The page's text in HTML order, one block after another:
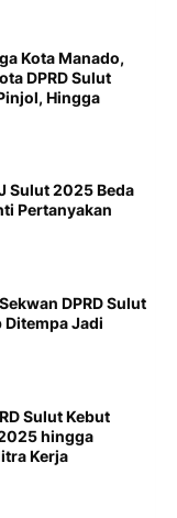
Kota Manado,
DPRD Sulut
Hingga
Sulut 2025 Beda
Pertanyakan
DPRD Sulut
Ditempa Jadi
Sulut Kebut
hingga
Kerja